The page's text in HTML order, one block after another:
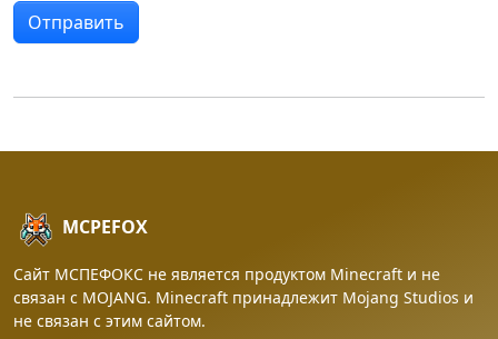
MCPEFOX
Сайт МСПЕФОКС не является продуктом Minecraft и не
связан с MOJANG. Minecraft принадлежит Mojang Studios и
не связан с этим сайтом.